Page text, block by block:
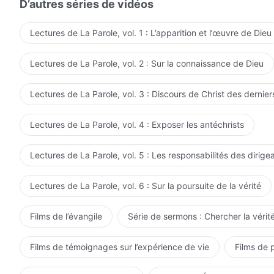
et de les retirer de l'homme relevaient toutes de Dieu.
de celles de n'importe quelle personne ordinaire, il
de la souveraineté de Dieu sur toutes choses ou
l'éloignement du mal. À ses yeux, les lois de toutes
souveraineté de Dieu pouvait être vue dans n'importe
Dieu, mais il était capable de réaliser que les actes
terre, dans chaque recoin de sa vie il pouvait voir et
et pouvait voir les arrangements merveilleux de
Job de percevoir les actes de Dieu et n'ont pas non
sur toutes choses. Sa vie était de se rendre compte,
arrangements de Dieu qui est caché parmi toutes
compris la voix du cœur de Dieu et les paroles de
voix de Son cœur et de Ses paroles en régissant les
même humanité et la même quête que Job, ils
que Job, et acquérir la même compréhension et la
choses que Job. Dieu n'était pas apparu à Job ni ne
D’autres séries de vidéos
Lectures de La Parole, vol. 1 : L’apparition et l’œuvre de Dieu
Lectures de La Parole, vol. 2 : Sur la connaissance de Dieu
Lectures de La Parole, vol. 3 : Discours de Christ des
Lectures de La Parole, vol. 4 : Exposer les antéchrists
Lectures de La Parole, vol. 5 : Les responsabilités des
Lectures de La Parole, vol. 6 : Sur la poursuite de la vérité
Films de l’évangile Série de sermons : Chercher la
Films de témoignages sur l’expérience de vie Films de